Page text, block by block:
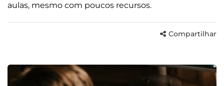
aulas, mesmo com poucos recursos.
Compartilhar